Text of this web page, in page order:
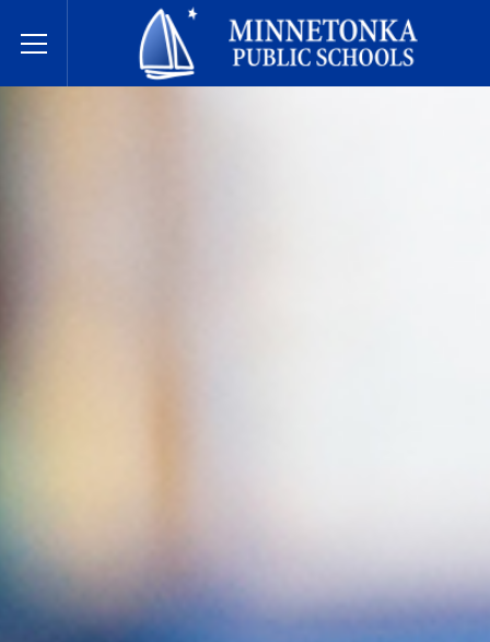
Toggle Menu
Escuelas Públicas de Minnetonka